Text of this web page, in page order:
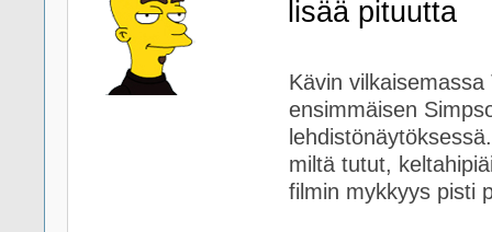
lisää pituutta
Kävin
ensimmäisen
miltä tutut,
filmin mykkyys pisti